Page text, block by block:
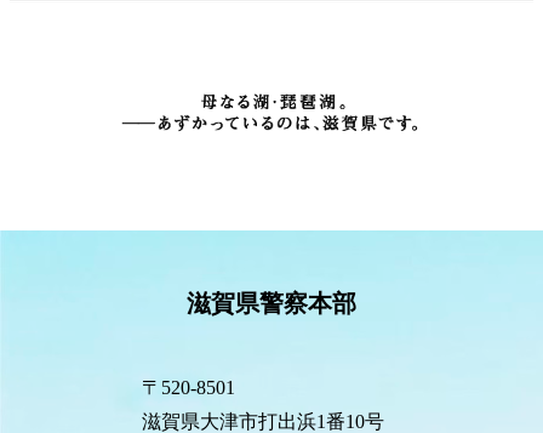
滋賀県警察本部
〒520-8501
滋賀県大津市打出浜1番10号